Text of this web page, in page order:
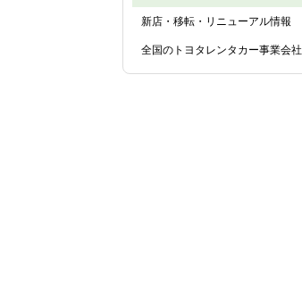
新店・移転・リニューアル情報
全国のトヨタレンタカー事業会社